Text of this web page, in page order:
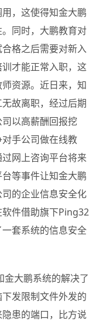
，这使得知金大鹏
同时，大鹏教育对
格之后需要对新入
才能正常入职，这
资源。近日来，知
故离职，经过后期
以高薪酬回报挖
手公司做在线教
网上咨询平台将来
等事件让知金大鹏
的企业信息安全化
件借助旗下Ping32
套系统的信息安全
大鹏系统的解决了
发限制文件外发的
患的端口，比方说